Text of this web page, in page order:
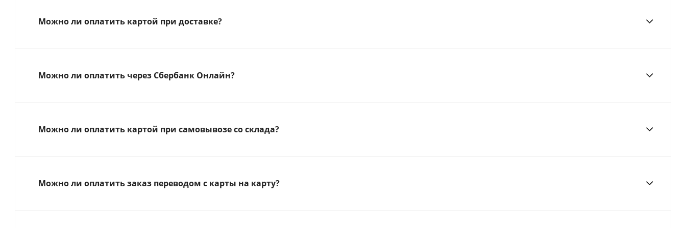
Можно ли оплатить картой при доставке?
Можно ли оплатить через Сбербанк Онлайн?
Можно ли оплатить картой при самовывозе со склада?
Можно ли оплатить заказ переводом с карты на карту?